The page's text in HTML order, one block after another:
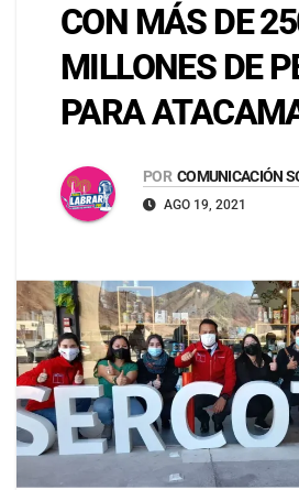
CON MÁS DE
MILLONES DE
PARA
POR COMUNICACIÓN
AGO 19, 2021